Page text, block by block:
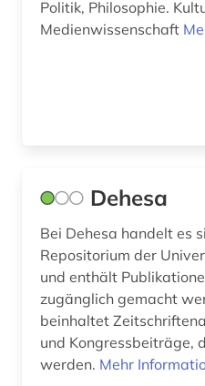
universität (1)
veröffentlichung (3)
volltext (1)
vorabdruck (3)
weblog (1)
weltbank (3)
weltwirtschaft (3)
Politik, Philosophie.
Medienwissenschaft
Dehesa
Bei Dehesa handelt es
Repositorium der
und enthält
zugänglich gemacht
beinhaltet
und Kongressbeiträge,
werden. Mehr